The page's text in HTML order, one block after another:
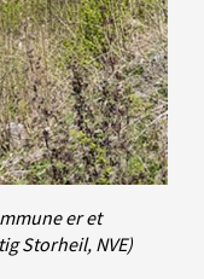
er et
Storheil, NVE)